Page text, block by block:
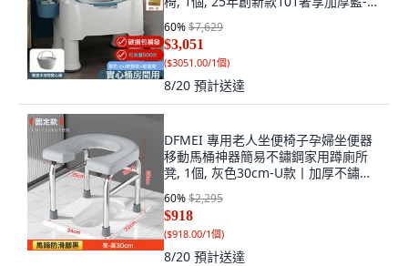
座-盛尿桶：房間用【承重50:如圖
60%$7,629
$3,051
($3051.00/1個)
8/20 預計送達
DFMEI 專用老人坐便椅子孕婦坐便器
移動馬桶神器簡易不鏽鋼家用蹲廁所
凳, 1個, 灰色30cm-U款丨加厚不鏽鋼:
60%$2,295
$918
($918.00/1個)
8/20 預計送達